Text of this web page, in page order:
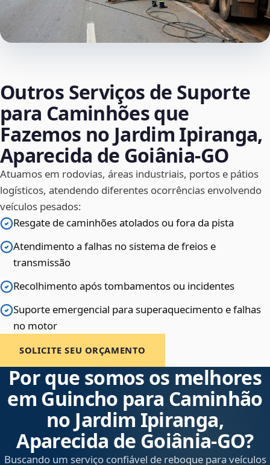
Outros Serviços de Suporte
para Caminhões que
Fazemos no Jardim Ipiranga,
Aparecida de Goiânia‑GO
Atuamos em rodovias, áreas industriais, portos e pátios
logísticos, atendendo diferentes ocorrências envolvendo
veículos pesados:
Resgate de caminhões atolados ou fora da pista
Atendimento a falhas no sistema de freios e
transmissão
Recolhimento após tombamentos ou incidentes
Suporte emergencial para superaquecimento e falhas
no motor
SOLICITE SEU ORÇAMENTO
Por que somos os melhores
em Guincho para Caminhão
no Jardim Ipiranga,
Aparecida de Goiânia‑GO?
Buscando um serviço confiável de reboque para veículos